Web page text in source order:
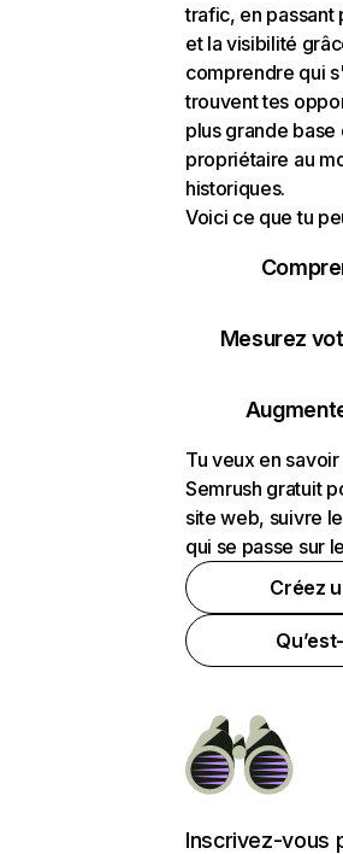
trafic, en passant
et la visibilité
comprendre qui
trouvent tes
plus grande
propriétaire au
historiques.
Voici ce que tu
Mesurez
Tu veux en
Semrush gratuit
site web, suivre
qui se passe sur
Créez
Inscrivez-vous